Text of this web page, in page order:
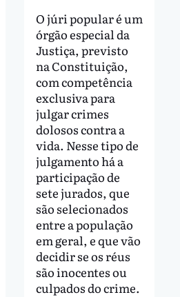
O júri popular é um
órgão especial da
Justiça, previsto
na Constituição,
com competência
exclusiva para
julgar crimes
dolosos contra a
vida. Nesse tipo de
julgamento há a
participação de
sete jurados, que
são selecionados
entre a população
em geral, e que vão
decidir se os réus
são inocentes ou
culpados do crime.